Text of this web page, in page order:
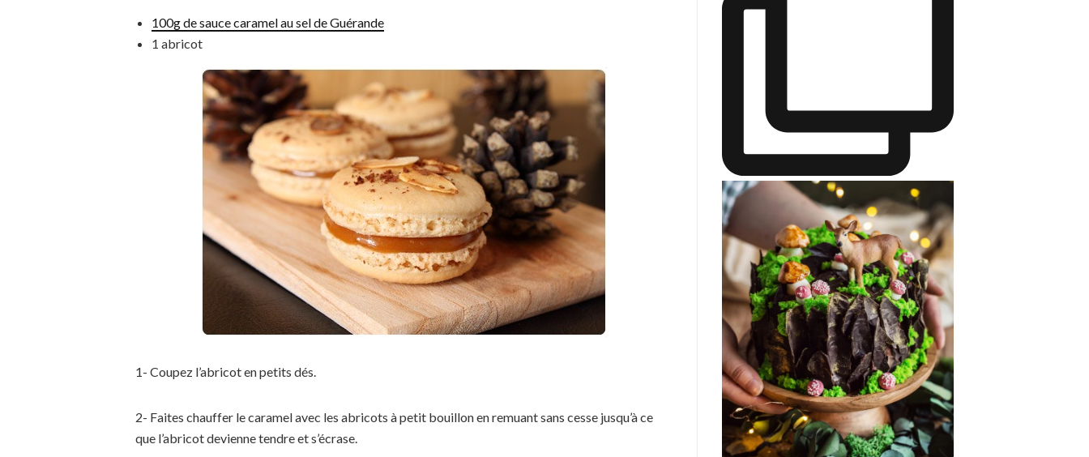
100g de sauce caramel au sel de Guérande
1 abricot
1- Coupez l’abricot en petits dés.
2- Faites chauffer le caramel avec les abricots à petit bouillon en remuant sans cesse jusqu’à ce
que l’abricot devienne tendre et s’écrase.